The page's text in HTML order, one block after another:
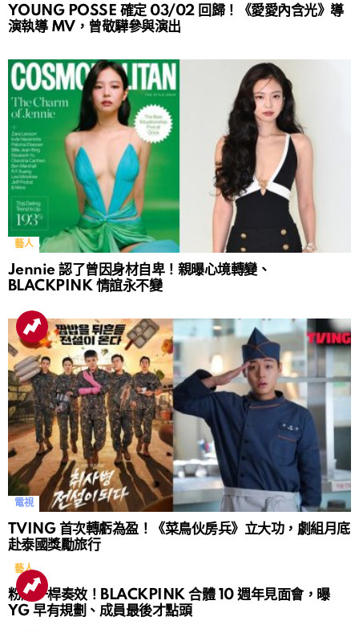
YOUNG POSSE 確定 03/02 回歸！《愛愛內含光》導
演執導 MV，曾敬驊參與演出
藝人
Jennie 認了曾因身材自卑！親曝心境轉變、
BLACKPINK 情誼永不變
電視
TVING 首次轉虧為盈！《菜鳥伙房兵》立大功，劇組月底
赴泰國獎勵旅行
藝人
粉絲一桿奏效！BLACKPINK 合體 10 週年見面會，曝
YG 早有規劃、成員最後才點頭